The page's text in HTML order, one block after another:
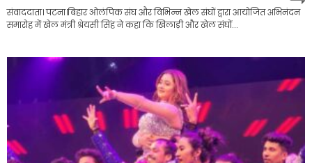
संवाददाता। पटना।बिहार ओलंपिक संघ और विभिन्न खेल संघों द्वारा आयोजित अभिनंदन
समारोह में खेल मंत्री श्रेयसी सिंह ने कहा कि खिलाड़ी और खेल संघों...